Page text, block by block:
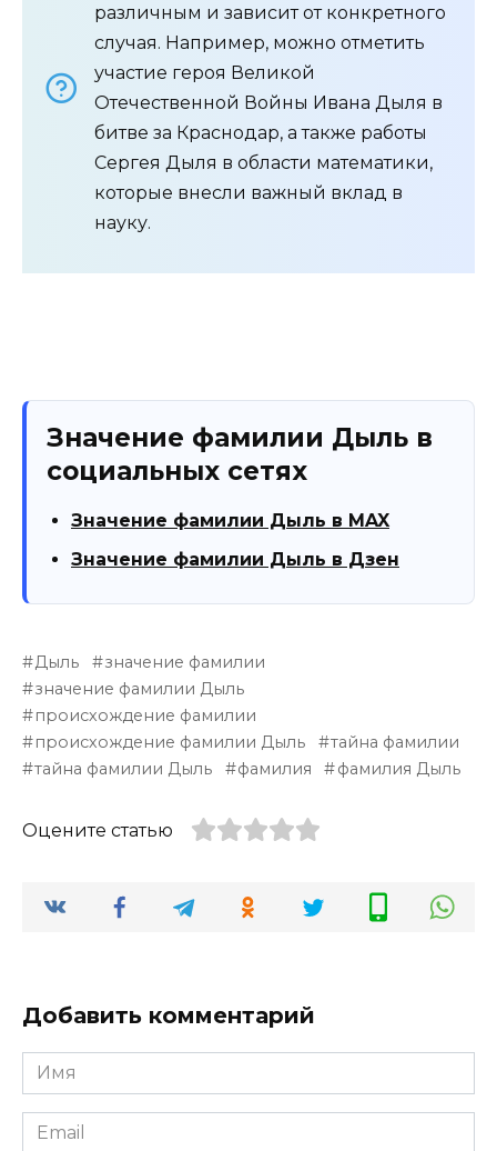
различным и зависит от конкретного
случая. Например, можно отметить
участие героя Великой
Отечественной Войны Ивана Дыля в
битве за Краснодар, а также работы
Сергея Дыля в области математики,
которые внесли важный вклад в
науку.
Значение фамилии Дыль в
социальных сетях
Значение фамилии Дыль в MAX
Значение фамилии Дыль в Дзен
Дыль
значение фамилии
значение фамилии Дыль
происхождение фамилии
происхождение фамилии Дыль
тайна фамилии
тайна фамилии Дыль
фамилия фамилия Дыль
Оцените статью
Добавить комментарий
Имя
*
Email